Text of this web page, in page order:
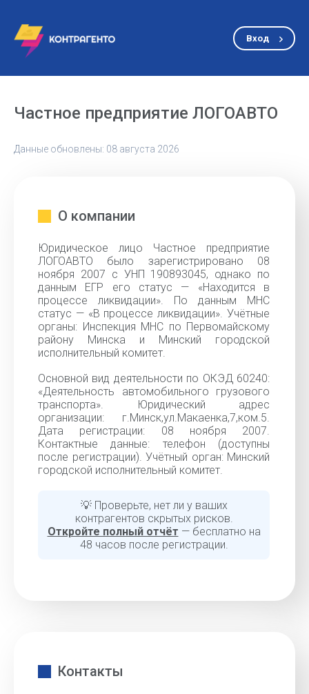
Вход
Частное предприятие ЛОГОАВТО
Данные обновлены: 08 августа 2026
О компании
Юридическое лицо Частное предприятие
ЛОГОАВТО было зарегистрировано 08
ноября 2007 с УНП 190893045, однако по
данным ЕГР его статус — «Находится в
процессе ликвидации». По данным МНС
статус — «В процессе ликвидации». Учётные
органы: Инспекция МНС по Первомайскому
району Минска и Минский городской
исполнительный комитет.
Основной вид деятельности по ОКЭД 60240:
«Деятельность автомобильного грузового
транспорта». Юридический адрес
организации: г.Минск,ул.Макаенка,7,ком.5.
Дата регистрации: 08 ноября 2007.
Контактные данные: телефон (доступны
после регистрации). Учётный орган: Минский
городской исполнительный комитет.
💡 Проверьте, нет ли у ваших
контрагентов скрытых рисков.
Откройте полный отчёт — бесплатно на
48 часов после регистрации.
Контакты